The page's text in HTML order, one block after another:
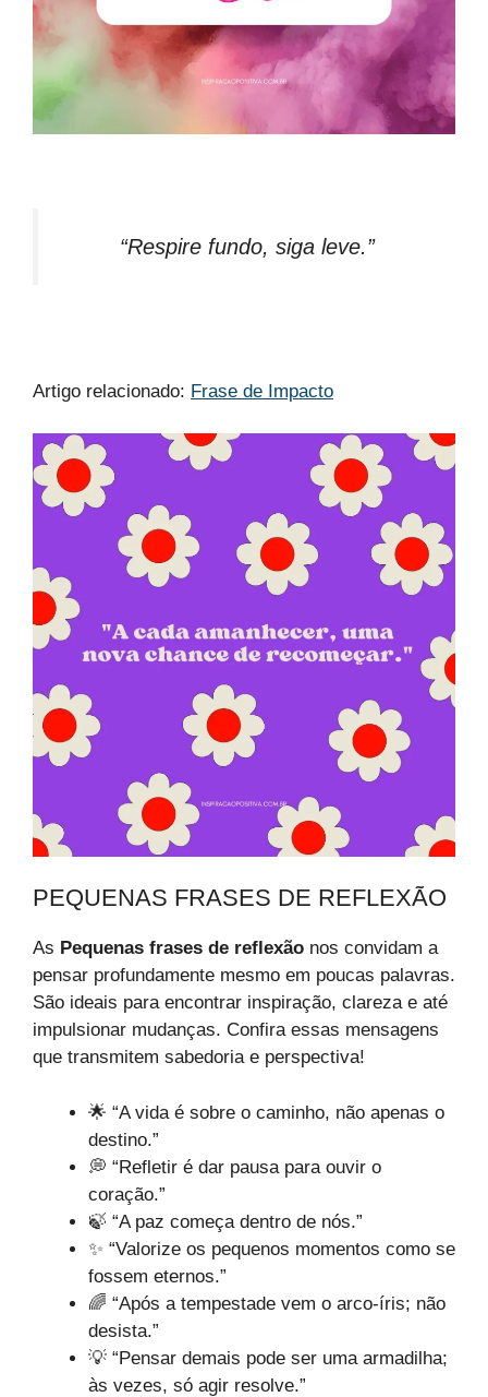
“Respire fundo, siga leve.”
Artigo relacionado: Frase de Impacto
PEQUENAS FRASES DE REFLEXÃO
As Pequenas frases de reflexão nos convidam a
pensar profundamente mesmo em poucas palavras.
São ideais para encontrar inspiração, clareza e até
impulsionar mudanças. Confira essas mensagens
que transmitem sabedoria e perspectiva!
🌟 “A vida é sobre o caminho, não apenas o
destino.”
💭 “Refletir é dar pausa para ouvir o
coração.”
🍃 “A paz começa dentro de nós.”
✨ “Valorize os pequenos momentos como se
fossem eternos.”
🌈 “Após a tempestade vem o arco-íris; não
desista.”
💡 “Pensar demais pode ser uma armadilha;
às vezes, só agir resolve.”